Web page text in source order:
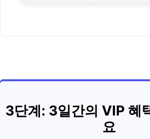
3단계: 3일간의 VIP 혜
요